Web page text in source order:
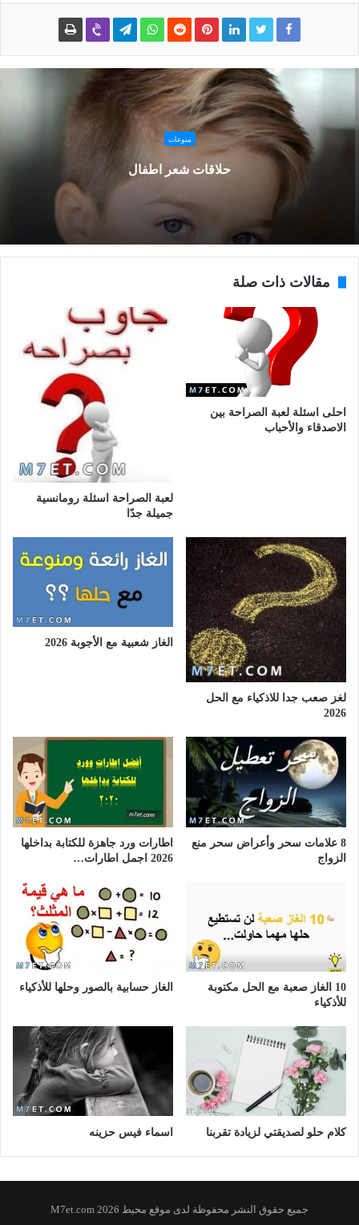
منوعات
حلاقات شعر اطفال
مقالات ذات صلة
احلى اسئلة لعبة الصراحة بين
الاصدقاء والأحباب
لعبة الصراحة اسئلة رومانسية
جميلة جدًا
لغز صعب جدا للاذكياء مع الحل
2026
الغاز شعبية مع الأجوبة 2026
8 علامات سحر وأعراض سحر منع
الزواج
اطارات ورد جاهزة للكتابة بداخلها
2026 اجمل اطارات…
10 الغاز صعبة مع الحل مكتوبة
للأذكياء
الغاز حسابية بالصور وحلها للأذكياء
كلام حلو لصديقتي لزيادة تقربنا اسماء فيس حزينه
جميع حقوق النشر محفوظة لدى موقع محيط 2026 M7et.com